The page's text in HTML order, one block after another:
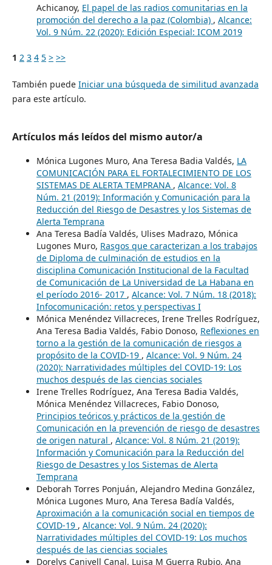
Achicanoy, El papel de las radios comunitarias en la
promoción del derecho a la paz (Colombia) , Alcance:
Vol. 9 Núm. 22 (2020): Edición Especial: ICOM 2019
1 2 3 4 5 > >>
También puede Iniciar una búsqueda de similitud avanzada
para este artículo.
Artículos más leídos del mismo autor/a
Mónica Lugones Muro, Ana Teresa Badia Valdés, LA
COMUNICACIÓN PARA EL FORTALECIMIENTO DE LOS
SISTEMAS DE ALERTA TEMPRANA , Alcance: Vol. 8
Núm. 21 (2019): Información y Comunicación para la
Reducción del Riesgo de Desastres y los Sistemas de
Alerta Temprana
Ana Teresa Badía Valdés, Ulises Madrazo, Mónica
Lugones Muro, Rasgos que caracterizan a los trabajos
de Diploma de culminación de estudios en la
disciplina Comunicación Institucional de la Facultad
de Comunicación de La Universidad de La Habana en
el período 2016- 2017 , Alcance: Vol. 7 Núm. 18 (2018):
Infocomunicación: retos y perspectivas I
Mónica Menéndez Villacreces, Irene Trelles Rodríguez,
Ana Teresa Badia Valdés, Fabio Donoso, Reflexiones en
torno a la gestión de la comunicación de riesgos a
propósito de la COVID-19 , Alcance: Vol. 9 Núm. 24
(2020): Narratividades múltiples del COVID-19: Los
muchos después de las ciencias sociales
Irene Trelles Rodríguez, Ana Teresa Badia Valdés,
Mónica Menéndez Villacreces, Fabio Donoso,
Principios teóricos y prácticos de la gestión de
Comunicación en la prevención de riesgo de desastres
de origen natural , Alcance: Vol. 8 Núm. 21 (2019):
Información y Comunicación para la Reducción del
Riesgo de Desastres y los Sistemas de Alerta
Temprana
Deborah Torres Ponjuán, Alejandro Medina González,
Mónica Lugones Muro, Ana Teresa Badía Valdés,
Aproximación a la comunicación social en tiempos de
COVID-19 , Alcance: Vol. 9 Núm. 24 (2020):
Narratividades múltiples del COVID-19: Los muchos
después de las ciencias sociales
Dorelys Canivell Canal, Luisa M Guerra Rubio, Ana